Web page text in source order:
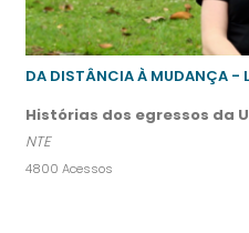
DA DISTÂNCIA À MUDANÇA -
Histórias dos egressos da
NTE
4800 Acessos